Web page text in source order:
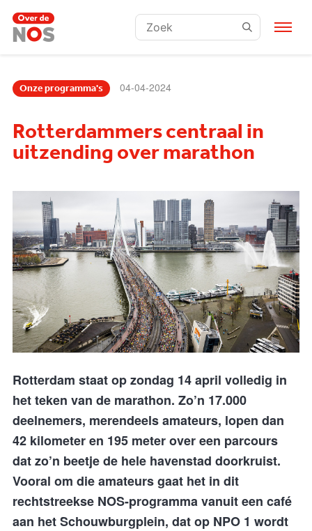
Zoeken:
Onze programma's 04-04-2024
Rotterdammers centraal in
uitzending over marathon
Rotterdam staat op zondag 14 april volledig in
het teken van de marathon. Zo’n 17.000
deelnemers, merendeels amateurs, lopen dan
42 kilometer en 195 meter over een parcours
dat zo’n beetje de hele havenstad doorkruist.
Vooral om die amateurs gaat het in dit
rechtstreekse NOS-programma vanuit een café
aan het Schouwburgplein, dat op NPO 1 wordt